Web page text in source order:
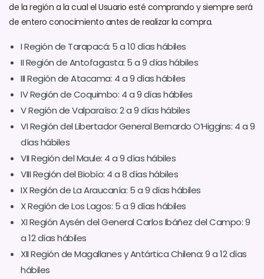
de la región a la cual el Usuario esté comprando y siempre será
de entero conocimiento antes de realizar la compra.
I Región de Tarapacá: 5 a 10 días hábiles
II Región de Antofagasta: 5 a 9 días hábiles
III Región de Atacama: 4 a 9 días hábiles
IV Región de Coquimbo: 4 a 9 días hábiles
V Región de Valparaíso: 2 a 9 días hábiles
VI Región del Libertador General Bernardo O’Higgins: 4 a 9
días hábiles
VII Región del Maule: 4 a 9 días hábiles
VIII Región del Biobío: 4 a 8 días hábiles
IX Región de La Araucanía: 5 a 9 días hábiles
X Región de Los Lagos: 5 a 9 días hábiles
XI Región Aysén del General Carlos Ibáñez del Campo: 9
a 12 días hábiles
XII Región de Magallanes y Antártica Chilena: 9 a 12 días
hábiles